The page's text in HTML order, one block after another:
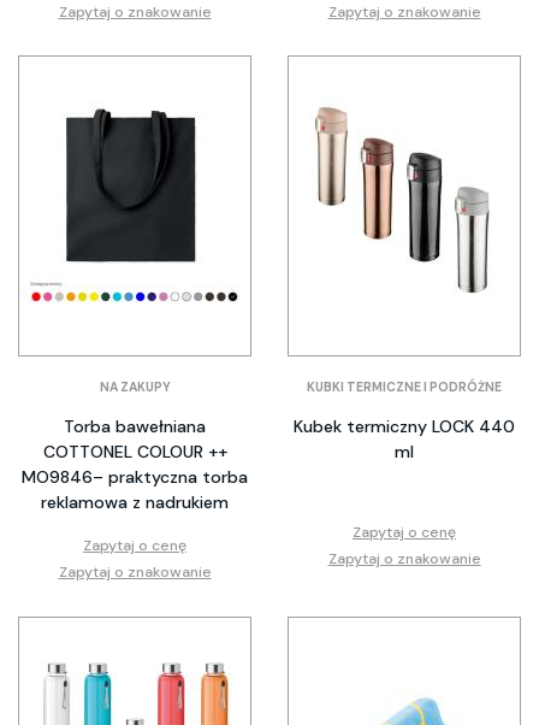
Zapytaj o znakowanie
Zapytaj o znakowanie
NA ZAKUPY
Torba bawełniana
COTTONEL COLOUR ++
MO9846– praktyczna torba
reklamowa z nadrukiem
Zapytaj o cenę
Zapytaj o znakowanie
KUBKI TERMICZNE I PODRÓŻNE
Kubek termiczny LOCK 440
ml
Zapytaj o cenę
Zapytaj o znakowanie